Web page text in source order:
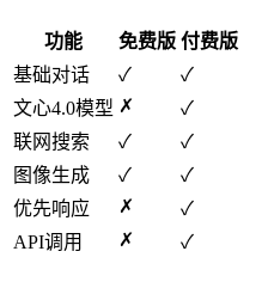
功能 免费版 付费版
基础对话
✓
✓
文心4.0模型 ✗
✓
联网搜索
✓
✓
图像生成
✓
✓
优先响应
✗
✓
API调用
✗ ✓